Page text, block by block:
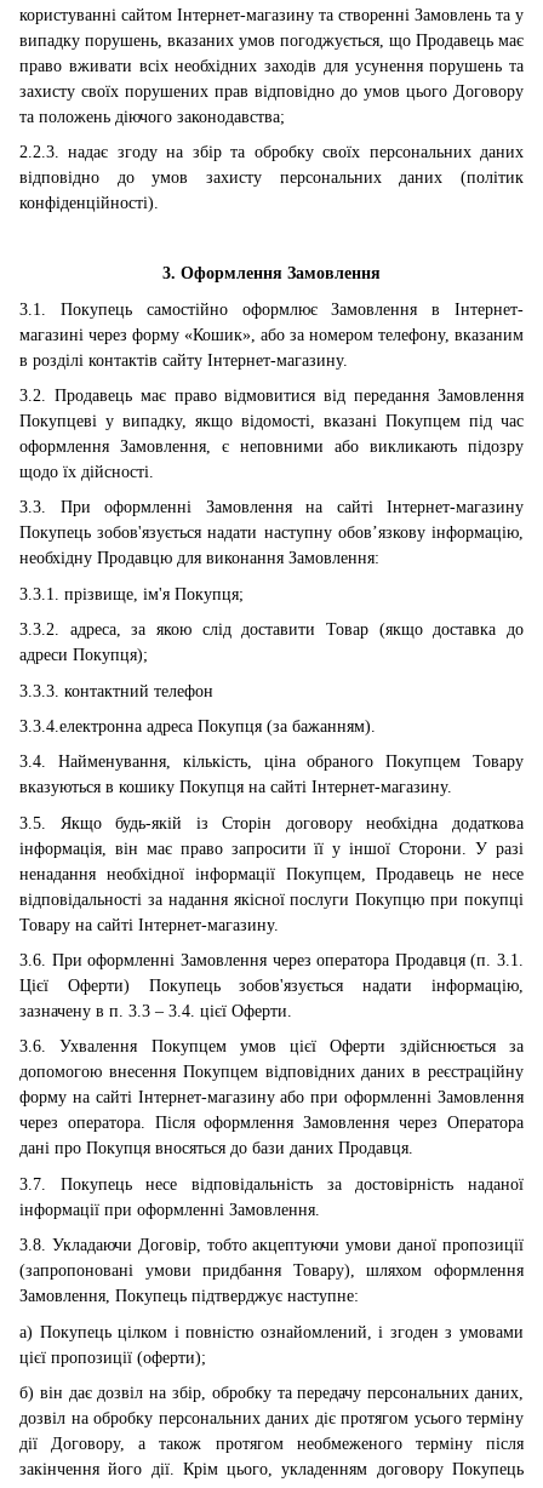
користуванні сайтом Інтернет-магазину та створенні Замовлень та у
випадку порушень, вказаних умов погоджується, що Продавець має
право вживати всіх необхідних заходів для усунення порушень та
захисту своїх порушених прав відповідно до умов цього Договору
та положень діючого законодавства;
2.2.3. надає згоду на збір та обробку своїх персональних даних
відповідно до умов захисту персональних даних (політик
конфіденційності).
3. Оформлення Замовлення
3.1. Покупець самостійно оформлює Замовлення в Інтернет-
магазині через форму «Кошик», або за номером телефону, вказаним
в розділі контактів сайту Інтернет-магазину.
3.2. Продавець має право відмовитися від передання Замовлення
Покупцеві у випадку, якщо відомості, вказані Покупцем під час
оформлення Замовлення, є неповними або викликають підозру
щодо їх дійсності.
3.3. При оформленні Замовлення на сайті Інтернет-магазину
Покупець зобов'язується надати наступну обов’язкову інформацію,
необхідну Продавцю для виконання Замовлення:
3.3.1. прізвище, ім'я Покупця;
3.3.2. адреса, за якою слід доставити Товар (якщо доставка до
адреси Покупця);
3.3.3. контактний телефон
3.3.4.електронна адреса Покупця (за бажанням).
3.4. Найменування, кількість, ціна обраного Покупцем Товару
вказуються в кошику Покупця на сайті Інтернет-магазину.
3.5. Якщо будь-якій із Сторін договору необхідна додаткова
інформація, він має право запросити її у іншої Сторони. У разі
ненадання необхідної інформації Покупцем, Продавець не несе
відповідальності за надання якісної послуги Покупцю при покупці
Товару на сайті Інтернет-магазину.
3.6. При оформленні Замовлення через оператора Продавця (п. 3.1.
Цієї Оферти) Покупець зобов'язується надати інформацію,
зазначену в п. 3.3 – 3.4. цієї Оферти.
3.6. Ухвалення Покупцем умов цієї Оферти здійснюється за
допомогою внесення Покупцем відповідних даних в реєстраційну
форму на сайті Інтернет-магазину або при оформленні Замовлення
через оператора. Після оформлення Замовлення через Оператора
дані про Покупця вносяться до бази даних Продавця.
3.7. Покупець несе відповідальність за достовірність наданої
інформації при оформленні Замовлення.
3.8. Укладаючи Договір, тобто акцептуючи умови даної пропозиції
(запропоновані умови придбання Товару), шляхом оформлення
Замовлення, Покупець підтверджує наступне:
а) Покупець цілком і повністю ознайомлений, і згоден з умовами
цієї пропозиції (оферти);
б) він дає дозвіл на збір, обробку та передачу персональних даних,
дозвіл на обробку персональних даних діє протягом усього терміну
дії Договору, а також протягом необмеженого терміну після
закінчення його дії. Крім цього, укладенням договору Покупець